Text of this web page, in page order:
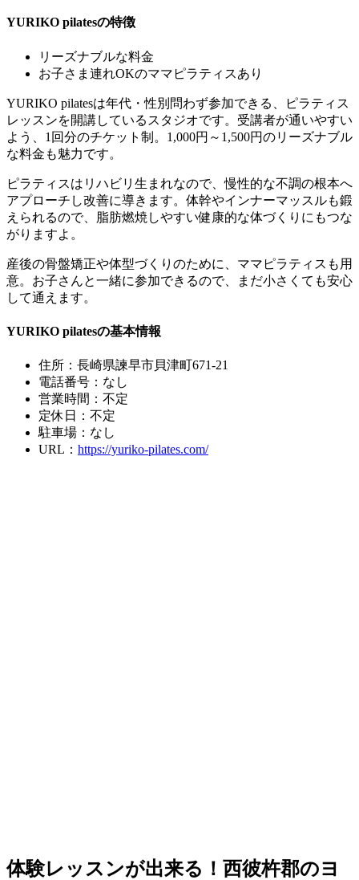
YURIKO pilatesの特徴
リーズナブルな料金
お子さま連れOKのママピラティスあり
YURIKO pilatesは年代・性別問わず参加できる、ピラティス
レッスンを開講しているスタジオです。受講者が通いやすい
よう、1回分のチケット制。1,000円～1,500円のリーズナブル
な料金も魅力です。
ピラティスはリハビリ生まれなので、慢性的な不調の根本へ
アプローチし改善に導きます。体幹やインナーマッスルも鍛
えられるので、脂肪燃焼しやすい健康的な体づくりにもつな
がりますよ。
産後の骨盤矯正や体型づくりのために、ママピラティスも用
意。お子さんと一緒に参加できるので、まだ小さくても安心
して通えます。
YURIKO pilatesの基本情報
住所：長崎県諫早市貝津町671-21
電話番号：なし
営業時間：不定
定休日：不定
駐車場：なし
URL： https://yuriko-pilates.com/
体験レッスンが出来る！西彼杵郡のヨ